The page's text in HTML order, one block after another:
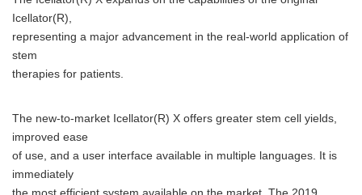
Icellator(R),
representing a major advancement in the real-world application of
stem
therapies for patients.
The new-to-market Icellator(R) X offers greater stem cell yields,
improved ease
of use, and a user interface available in multiple languages. It is
immediately